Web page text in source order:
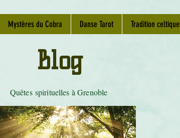
Mystères du Cobra Danse Tarot Tradition celtique
Quêtes spirituelles à Grenoble
Blog